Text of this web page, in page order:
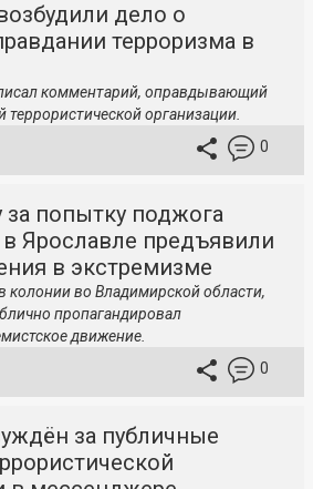
дело о
терроризма в
комментарий, оправдывающий
террористической организации.
0
попытку поджога
Ярославле предъявили
в экстремизме
колонии во Владимирской области,
пропагандировал
движение.
0
за публичные